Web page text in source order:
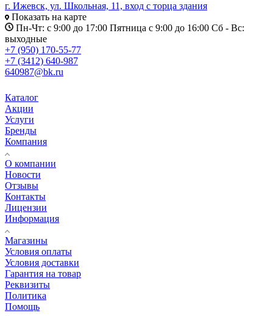
г. Ижевск, ул. Школьная, 11, вход с торца здания
Показать на карте
Пн-Чт: с 9:00 до 17:00 Пятница с 9:00 до 16:00 Сб - Вс:
выходные
+7 (950) 170-55-77
+7 (3412) 640-987
640987@bk.ru
Каталог
Акции
Услуги
Бренды
Компания
О компании
Новости
Отзывы
Контакты
Лицензии
Информация
Магазины
Условия оплаты
Условия доставки
Гарантия на товар
Реквизиты
Политика
Помощь